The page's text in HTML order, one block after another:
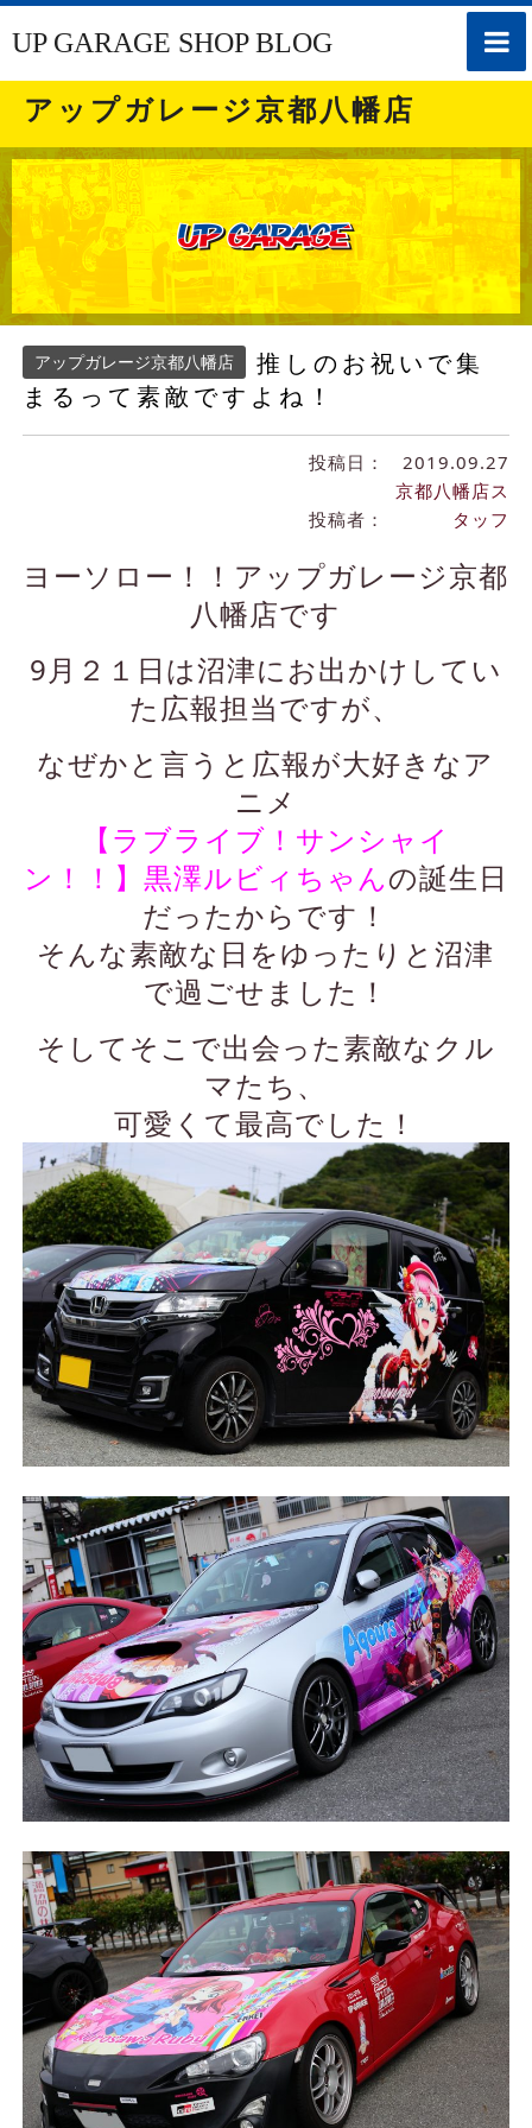
toggle
UP GARAGE SHOP BLOG
アップガレージ京都八幡店
アップガレージ京都八幡店
推しのお祝いで集
まるって素敵ですよね！
投稿日： 2019.09.27
投稿者：
京都八幡店ス
タッフ
ヨーソロー！！アップガレージ京都
八幡店です
9月２１日は沼津にお出かけしてい
た広報担当ですが、
なぜかと言うと広報が大好きなア
ニメ
【ラブライブ！サンシャイ
ン！！】 黒澤ルビィちゃんの誕生日
だったからです！
そんな素敵な日をゆったりと沼津
で過ごせました！
そしてそこで出会った素敵なクル
マたち、
可愛くて最高でした！